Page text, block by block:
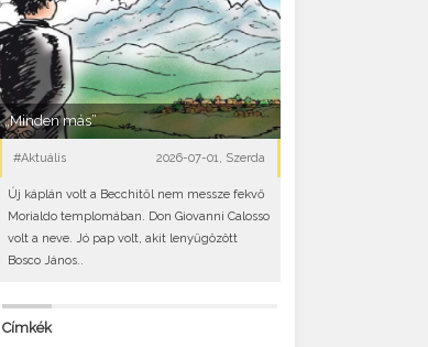
„Minden más”
#Aktuális 2026-07-01, Szerda
Új káplán volt a Becchitől nem messze fekvő
Morialdo templomában. Don Giovanni Calosso
volt a neve. Jó pap volt, akit lenyűgözött
Bosco János..
Címkék